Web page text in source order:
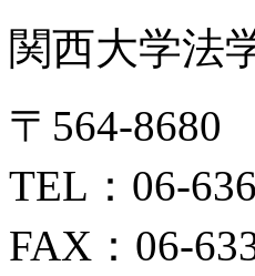
関西大学法
〒564-8680
TEL：06-
FAX：06-